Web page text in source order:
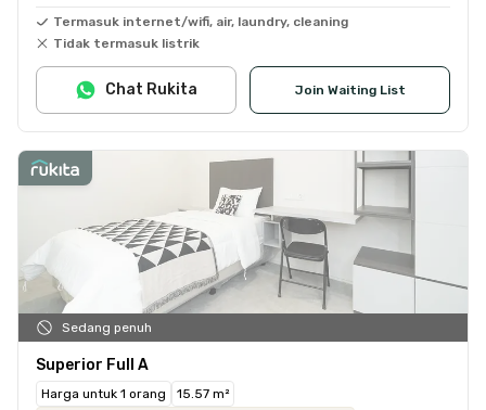
Termasuk internet/wifi, air, laundry, cleaning
Tidak termasuk listrik
Join Waiting List
Chat Rukita
Sedang penuh
Superior Full A
Harga untuk 1 orang
15.57 m²